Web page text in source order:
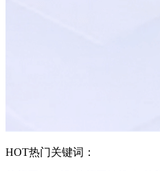
HOT热门关键词：